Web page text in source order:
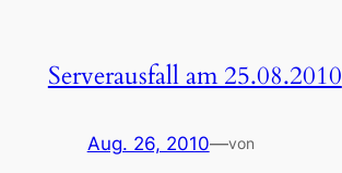
Serverausfall am 25.08.2010
Aug. 26, 2010—von